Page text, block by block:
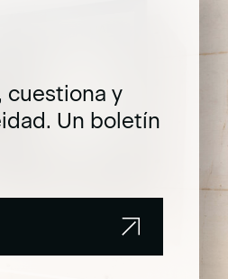
cuestiona y
Un boletín